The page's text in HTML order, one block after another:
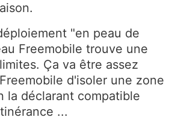
"en peau de
Freemobile trouve une
Ça va être assez
d'isoler une zone
la déclarant compatible
...